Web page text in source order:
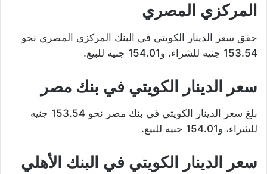
المركزي المصري
حقق سعر الدينار الكويتي في البنك المركزي المصري نحو
153.54 جنيه للشراء، و154.01 جنيه للبيع.
سعر الدينار الكويتي في بنك مصر
بلغ سعر الدينار الكويتي في بنك مصر نحو 153.54 جنيه
للشراء، و154.01 جنيه للبيع.
سعر الدينار الكويتي في البنك الأهلي